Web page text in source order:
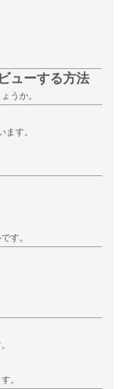
ューする方法
うか。
ます。
す。
。